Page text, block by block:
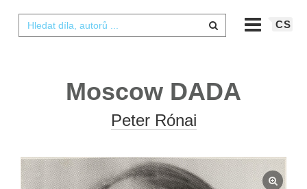
CS
Moscow DADA
Peter Rónai